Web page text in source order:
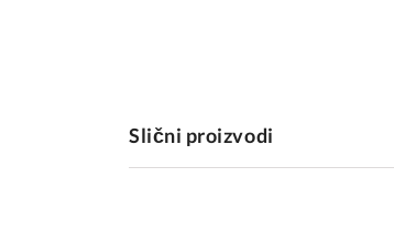
Slični proizvodi